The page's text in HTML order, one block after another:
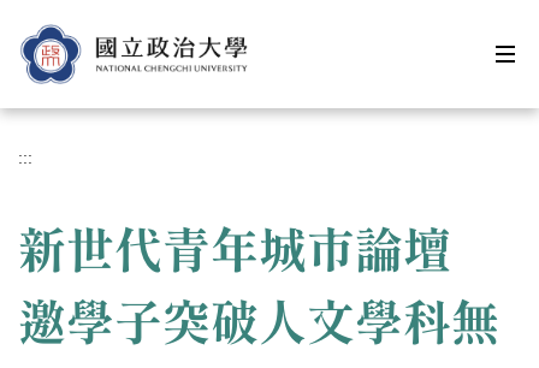
到
主
內
區
:::
新世代青年城市論壇
邀學子突破人文學科無